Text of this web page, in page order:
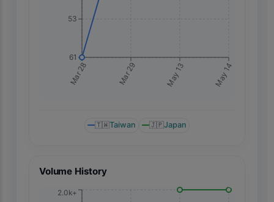
Mar 28 Mar 29 May 13 May 14
53
61
🇹🇼Taiwan 🇯🇵Japan
Volume History
2.0k+